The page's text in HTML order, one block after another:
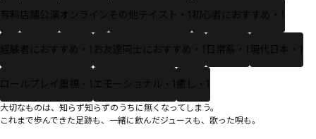
有料 店舗公演オンライン その他テイスト・1初心者におすすめ・1
経験者におすすめ・1 お友達同士におすすめ・1 日常系・1現代日本・1
ロールプレイ重視・1 エモーショナル・1 癒し・1
大切なものは、知らず知らずのうちに無くなってしまう。
これまで歩んできた足跡も、一緒に飲んだジュースも、歌った唄も。